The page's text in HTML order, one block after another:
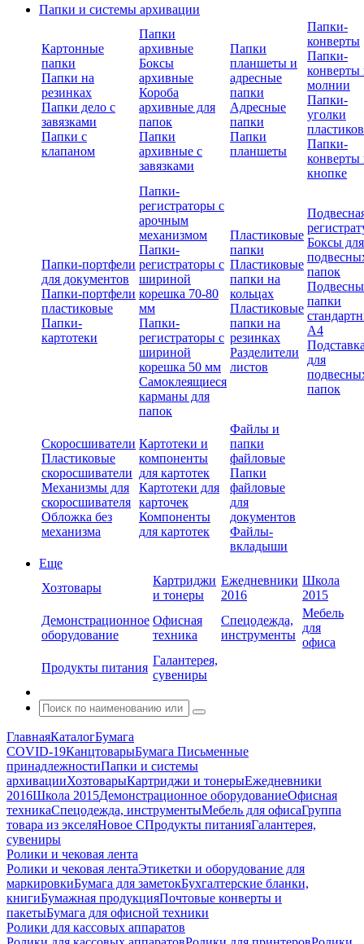
Папки и системы архивации
Картонные
папки
Папки на
резинках
Папки дело с
завязками
Папки с
клапаном
Папки
архивные
Боксы
архивные
Короба
архивные для
папок
Папки
архивные с
завязками
Папки
планшеты и
адресные
папки
Адресные
папки
Папки
планшеты
Папки-
конверты
Папки-
конверты
молнии
Папки-
уголки
Папки-
конверты
кнопке
Папки-портфели
для документов
Папки-портфели
пластиковые
Папки-
картотеки
Папки-
регистраторы с
арочным
механизмом
Папки-
регистраторы с
шириной
корешка 70-80
мм
Папки-
регистраторы с
шириной
корешка 50 мм
Самоклеящиеся
карманы для
папок
Пластиковые
папки
Пластиковые
папки на
кольцах
Пластиковые
папки на
резинках
Разделители
листов
Боксы для
папок
папки
А4
для
папок
Скоросшиватели
Пластиковые
скоросшиватели
Механизмы для
скоросшивателя
Обложка без
механизма
Картотеки и
компоненты
для картотек
Картотеки для
карточек
Компоненты
для картотек
Файлы и
папки
файловые
Папки
файловые
для
документов
Файлы-
вкладыши
Еще
Хозтовары
Картриджи
и тонеры
Ежедневники
2016
Школа
2015
Демонстрационное
оборудование
Офисная
техника
Спецодежда,
инструменты
Мебель
для
офиса
Продукты питания
Галантерея,
сувениры
ГлавнаяКаталогБумага
COVID-19КанцтоварыБумага Письменные
принадлежностиПапки и системы
архивацииХозтоварыКартриджи и тонерыЕжедневники
2016Школа 2015Демонстрационное оборудованиеОфисная
техникаСпецодежда, инструментыМебель для офисаГруппа
товара из экселяНовое СПродукты питанияГалантерея,
сувениры
Ролики и чековая лента
Ролики и чековая лентаЭтикетки и оборудование для
маркировкиБумага для заметокБухгалтерские бланки,
книгиБумажная продукцияПочтовые конверты и
пакетыБумага для офисной техники
Ролики для кассовых аппаратов